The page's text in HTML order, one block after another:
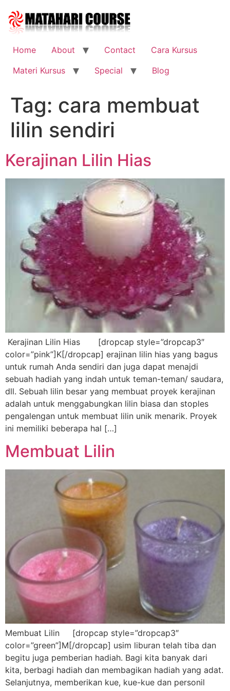
content
Home
About Contact
Cara Kursus
Materi Kursus
Special Blog
Tag: cara membuat
lilin sendiri
Kerajinan Lilin Hias
Kerajinan Lilin Hias [dropcap style=”dropcap3″
color=”pink”]K[/dropcap] erajinan lilin hias yang bagus
untuk rumah Anda sendiri dan juga dapat menajdi
sebuah hadiah yang indah untuk teman-teman/ saudara,
dll. Sebuah lilin besar yang membuat proyek kerajinan
adalah untuk menggabungkan lilin biasa dan stoples
pengalengan untuk membuat lilin unik menarik. Proyek
ini memiliki beberapa hal […]
Membuat Lilin
Membuat Lilin [dropcap style=”dropcap3″
color=”green”]M[/dropcap] usim liburan telah tiba dan
begitu juga pemberian hadiah. Bagi kita banyak dari
kita, berbagi hadiah dan membagikan hadiah yang adat.
Selanjutnya, memberikan kue, kue-kue dan personil